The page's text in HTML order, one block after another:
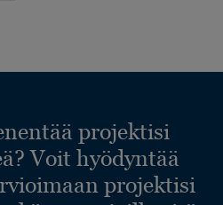
projektisi
Voit hyödyntää
projektisi